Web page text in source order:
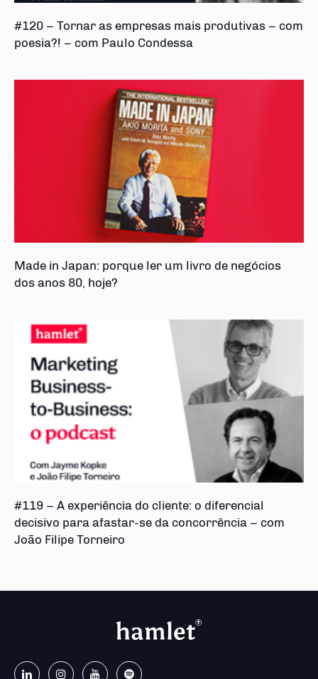
#120 – Tornar as empresas mais produtivas – com
poesia?! – com Paulo Condessa
Made in Japan: porque ler um livro de negócios
dos anos 80, hoje?
#119 – A experiência do cliente: o diferencial
decisivo para afastar-se da concorrência – com
João Filipe Torneiro